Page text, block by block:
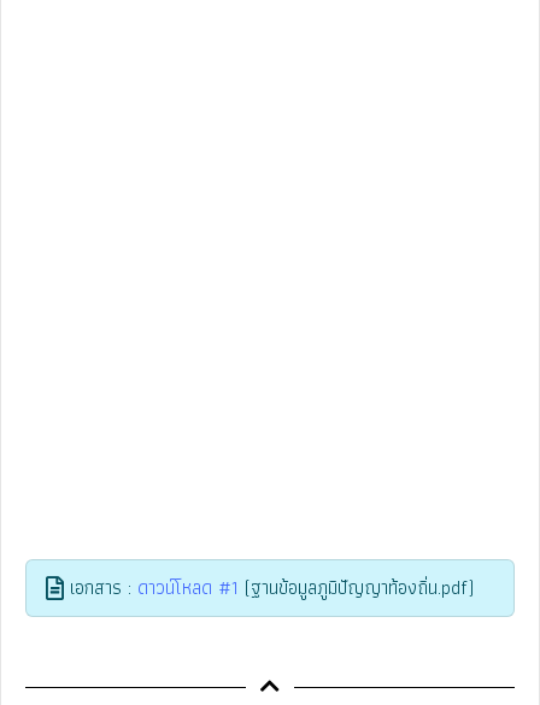
เอกสาร : ดาวน์โหลด #1 (ฐานข้อมูลภูมิปัญญาท้องถิ่น.pdf)